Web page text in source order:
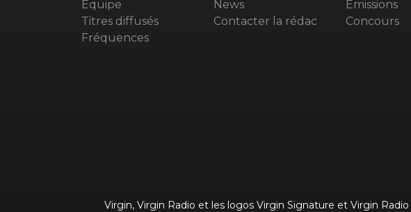
Equipe
Titres diffusés
Fréquences
News
Contacter la rédac
Emissions
Concours
Virgin, Virgin Radio et les logos Virgin Signature et Virgin